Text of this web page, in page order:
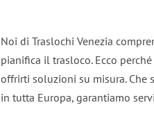
Noi di Traslochi Venezia
pianifica il trasloco. Ecco
offrirti soluzioni su misura. Che
in tutta Europa, garantiamo